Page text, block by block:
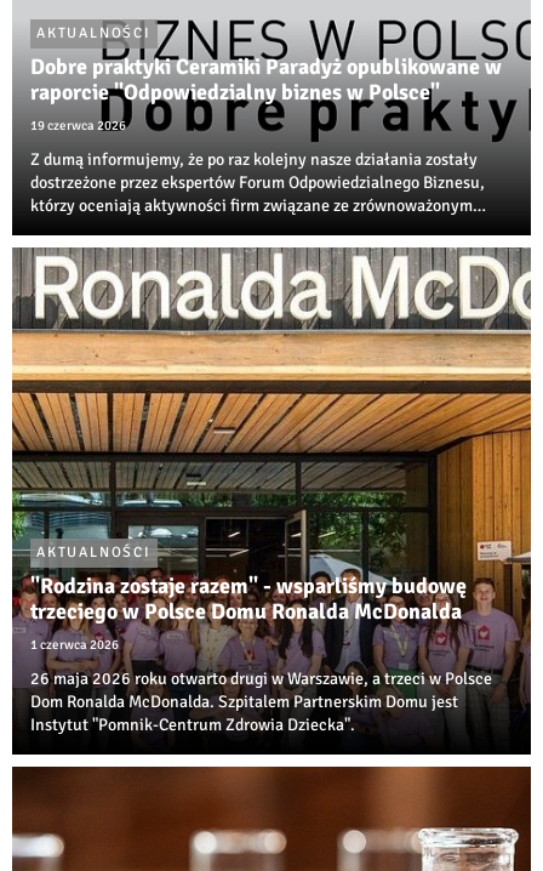
AKTUALNOŚCI
Dobre praktyki Ceramiki Paradyż opublikowane w
raporcie "Odpowiedzialny biznes w Polsce"
19 czerwca 2026
Z dumą informujemy, że po raz kolejny nasze działania zostały
dostrzeżone przez ekspertów Forum Odpowiedzialnego Biznesu,
którzy oceniają aktywności firm związane ze zrównoważonym
odpowiedzialnością biznesu.
AKTUALNOŚCI
"Rodzina zostaje razem" - wsparliśmy budowę
trzeciego w Polsce Domu Ronalda McDonalda
1 czerwca 2026
26 maja 2026 roku otwarto drugi w Warszawie, a trzeci w Polsce
Dom Ronalda McDonalda. Szpitalem Partnerskim Domu jest
Instytut "Pomnik-Centrum Zdrowia Dziecka".